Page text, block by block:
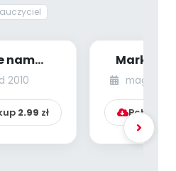
nam
i
...
2010
2.99 zł
magazyn
Pobierz